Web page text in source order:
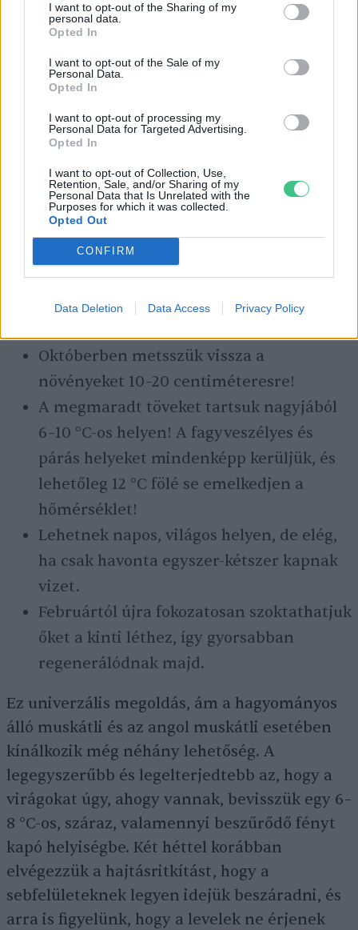
I want to opt-out of the Sharing of my
personal data.
Opted In
I want to opt-out of the Sale of my
Personal Data.
Opted In
I want to opt-out of processing my
Personal Data for Targeted Advertising.
Opted In
I want to opt-out of Collection, Use,
Retention, Sale, and/or Sharing of my
Personal Data that Is Unrelated with the
Purposes for which it was collected.
Opted Out
CONFIRM
Data Deletion Data Access Privacy Policy
könnyen átteleltethető.
A muskátli teleltetésében nagy gyakorlatuk van az
idősebbeknek.
Az alapvető lépések a muskátli teleltetésekor
Októberben metsszük vissza a
növényeket 10–20 centiméteresre!
A megmaradt töveket tartsuk nagyjából
6–10 °C-os helyen! A fagyveszélyes és
párás helyeket mindenképp kerüljük, és
lehetőleg 12 °C fölé se emelkedjen a
hőmérséklet!
Lehetnek napos, világos helyen, de elég,
ha csak havonta egyszer-kétszer kapnak
vizet.
Februártól újra fokozatosan szoktathatjuk
őket a kinti léthez, így gyorsabban
regenerálódnak majd.
Ez univerzális megoldás, ám a hagyományos
álló muskátli és az angol muskátli esetében
kínálkozik még néhány lehetőség. A
legegyszerűbb és legelterjedtebb az, hogy a
virágokat úgy, ahogy vannak, bevisszük egy 6–
8 °C-os, száraz, valamennyi beszűrődő fényt
kapó helyiségbe. Két héttel korábban
elvégezzük a hajtásritkítást, hogy a
sebfelületeknek legyen idejük beszáradni, és
arra is figyelünk, hogy a levelek ne érjenek